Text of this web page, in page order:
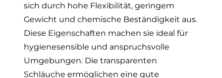
sich durch hohe Flexibilität, geringem
Gewicht und chemische Beständigkeit aus.
Diese Eigenschaften machen sie ideal für
hygienesensible und anspruchsvolle
Umgebungen. Die transparenten
Schläuche ermöglichen eine gute